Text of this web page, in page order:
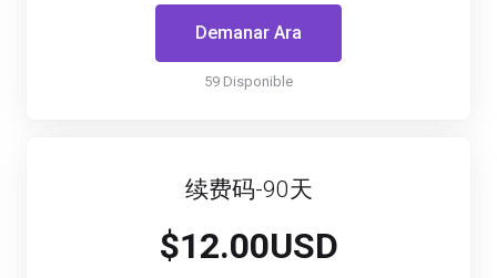
Demanar Ara
59 Disponible
续费码-90天
$12.00USD